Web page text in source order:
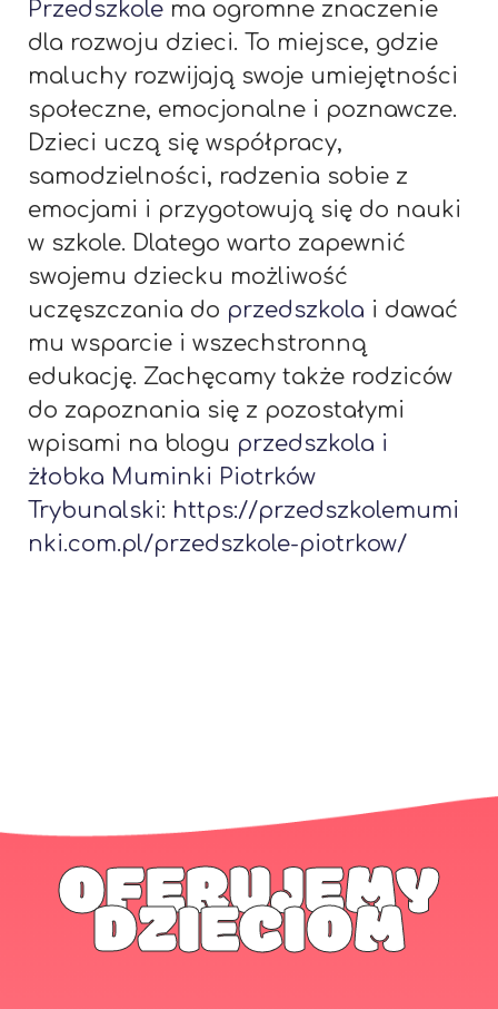
Przedszkole ma ogromne znaczenie
dla rozwoju dzieci. To miejsce, gdzie
maluchy rozwijają swoje umiejętności
społeczne, emocjonalne i poznawcze.
Dzieci uczą się współpracy,
samodzielności, radzenia sobie z
emocjami i przygotowują się do nauki
w szkole. Dlatego warto zapewnić
swojemu dziecku możliwość
uczęszczania do przedszkola i dawać
mu wsparcie i wszechstronną
edukację. Zachęcamy także rodziców
do zapoznania się z pozostałymi
wpisami na blogu przedszkola i
żłobka Muminki Piotrków
Trybunalski: https://przedszkolemumi
nki.com.pl/przedszkole-piotrkow/
OFERUJEMY
DZIECIOM